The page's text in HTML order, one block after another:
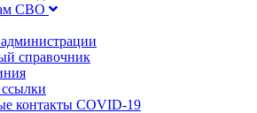
СВО
справочник
контакты COVID-19